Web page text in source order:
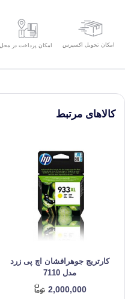
امکان تحویل اکسپرس امکان پرداخت در محل
کالاهای مرتبط
کارتریج جوهرافشان اچ پی زرد
مدل 7110
2,000,000